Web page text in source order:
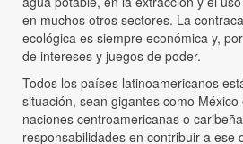
en muchos otros sectores. La
ecológica es siempre económica y,
de intereses y juegos de poder.
Todos los países latinoamericanos
situación, sean gigantes como
naciones centroamericanas o
responsabilidades en contribuir a ese